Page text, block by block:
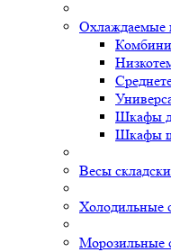
Шкафы
Шкафы
Весы
Холодильные
Морозильные